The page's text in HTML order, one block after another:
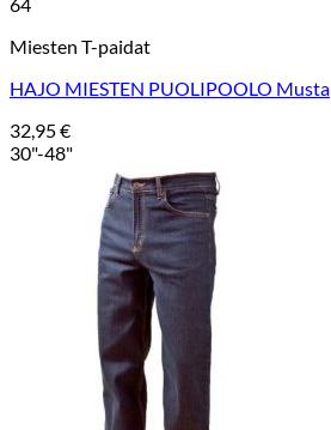
64
Miesten T-paidat
HAJO MIESTEN PUOLIPOOLO Musta
32,95€
30"-48"